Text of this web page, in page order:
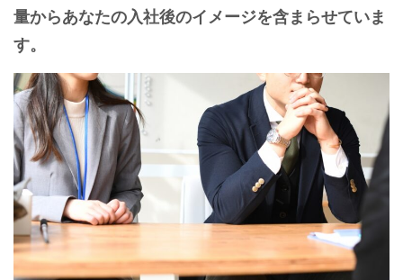
量からあなたの入社後のイメージを含まらせていま
す。